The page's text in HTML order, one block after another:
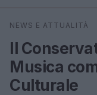
Cerca
NEWS E ATTUALITÀ
Il
Musica
Culturale